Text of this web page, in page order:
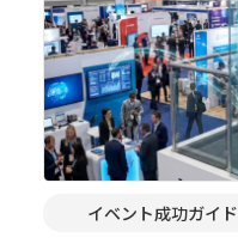
イベント成功ガイド